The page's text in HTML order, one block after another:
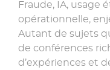
Fraude, IA, usage
opérationnelle,
Autant de sujets
de conférences
d’expériences et